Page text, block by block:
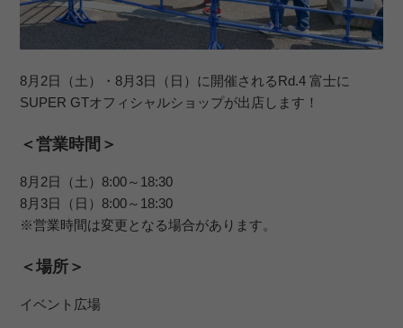
8月2日（土）・8月3日（日）に開催されるRd.4 富士に
SUPER GTオフィシャルショップが出店します！
＜営業時間＞
8月2日（土）8:00～18:30
8月3日（日）8:00～18:30
※営業時間は変更となる場合があります。
＜場所＞
イベント広場